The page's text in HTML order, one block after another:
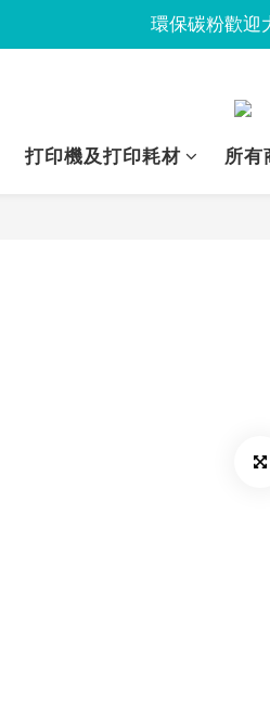
Jabra會議設備企業
環保碳粉歡迎
打印機及打印耗材 所有